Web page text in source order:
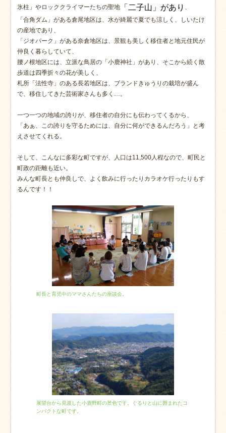
氷柱」やロッククライマーたちの聖地
「二子山」があり 、
「合角ダム」がある倉尾地区は、水が綺麗で夏でも涼しく、しいたけ
の産地であり、
「ジオパーク」がある奈倉地区は、景観も美しく移住者と地元住民が
仲良く暮らしていて、
腰ノ根地区には、立派な鳥居の「小鹿神社」があり、そこから続く散
歩道は四季折々の花が美しく、
札所「法性寺」のある長若地区は、ブランドきゅうりの栽培が盛ん
で、移住してきた芸術家さんも多く…。
一つ一つの地域の誇りが、移住者の自分にも伝わってくるから、
「あぁ、この誇りを守るためには、自分に何ができるんだろう」と考
えさせてくれる。
そして、こんなに多彩な町ですが、人口は11,500人程なので、町民と
町政の距離も近い。
みんな町長とも仲良しで、よく飲みに行ったりカラオケ行ったりもす
るんです！！
町長と育児中のママさんたちの座談会。
展望台から見渡した小鹿野町の景色です。ぐるりと山に囲まれたコ
ンパクトな町です。